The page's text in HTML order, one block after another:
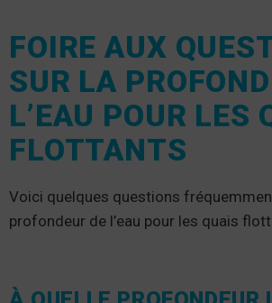
FOIRE AUX
SUR LA
L’EAU POUR LES
FLOTTANTS
Voici quelques questions
profondeur de l’eau pour les quais